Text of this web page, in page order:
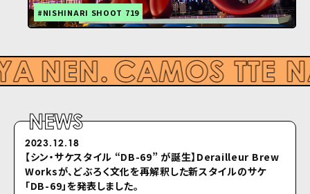
#NISHINARI SHOOT 719
NEWS
2023.12.18
【シン・サケスタイル “DB-69” が誕⽣】Derailleur Brew
Worksが、どぶろく⽂化を再解釈した新スタイルのサケ
「DB-69」を発表しました。
2022.04.26
シクロのホームページをリニューアルしました